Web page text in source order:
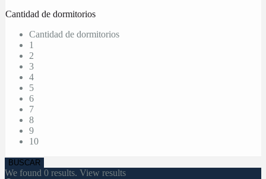
Cantidad de dormitorios
Cantidad de dormitorios
1
2
3
4
5
6
7
8
9
10
We found 0 results. View results